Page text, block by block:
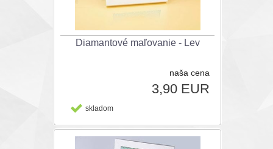
Diamantové maľovanie - Lev
naša cena
3,90 EUR
skladom